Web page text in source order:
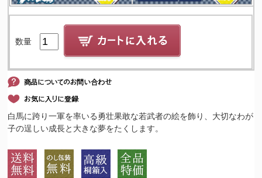
数量
白馬に跨り一軍を率いる勇壮果敢な若武者の絵を飾り、大切なわが
子の逞しい成長と大きな夢をたくします。